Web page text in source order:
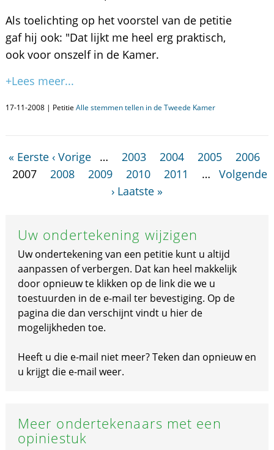
Als toelichting op het voorstel van de petitie
gaf hij ook: "Dat lijkt me heel erg praktisch,
ook voor onszelf in de Kamer.
+Lees meer...
17-11-2008 | Petitie Alle stemmen tellen in de Tweede Kamer
« Eerste ‹ Vorige … 2003 2004 2005
2006
2007
2008 2009 2010 2011 …
Volgende
› Laatste »
Uw ondertekening wijzigen
Uw ondertekening van een petitie kunt u altijd
aanpassen of verbergen. Dat kan heel makkelijk
door opnieuw te klikken op de link die we u
toestuurden in de e-mail ter bevestiging. Op de
pagina die dan verschijnt vindt u hier de
mogelijkheden toe.
Heeft u die e-mail niet meer? Teken dan opnieuw en
u krijgt die e-mail weer.
Meer ondertekenaars met een
opiniestuk